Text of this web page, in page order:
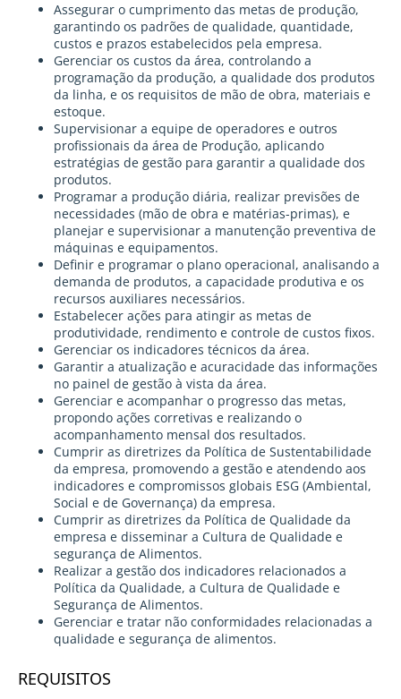
Assegurar o cumprimento das metas de produção,
garantindo os padrões de qualidade, quantidade,
custos e prazos estabelecidos pela empresa.
Gerenciar os custos da área, controlando a
programação da produção, a qualidade dos produtos
da linha, e os requisitos de mão de obra, materiais e
estoque.
Supervisionar a equipe de operadores e outros
profissionais da área de Produção, aplicando
estratégias de gestão para garantir a qualidade dos
produtos.
Programar a produção diária, realizar previsões de
necessidades (mão de obra e matérias-primas), e
planejar e supervisionar a manutenção preventiva de
máquinas e equipamentos.
Definir e programar o plano operacional, analisando a
demanda de produtos, a capacidade produtiva e os
recursos auxiliares necessários.
Estabelecer ações para atingir as metas de
produtividade, rendimento e controle de custos fixos.
Gerenciar os indicadores técnicos da área.
Garantir a atualização e acuracidade das informações
no painel de gestão à vista da área.
Gerenciar e acompanhar o progresso das metas,
propondo ações corretivas e realizando o
acompanhamento mensal dos resultados.
Cumprir as diretrizes da Política de Sustentabilidade
da empresa, promovendo a gestão e atendendo aos
indicadores e compromissos globais ESG (Ambiental,
Social e de Governança) da empresa.
Cumprir as diretrizes da Política de Qualidade da
empresa e disseminar a Cultura de Qualidade e
segurança de Alimentos.
Realizar a gestão dos indicadores relacionados a
Política da Qualidade, a Cultura de Qualidade e
Segurança de Alimentos.
Gerenciar e tratar não conformidades relacionadas a
qualidade e segurança de alimentos.
REQUISITOS